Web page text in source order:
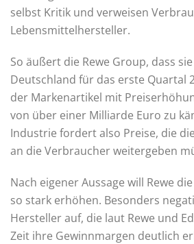
selbst Kritik und verweisen
Lebensmittelhersteller.
So äußert die Rewe Group, dass
Deutschland für das erste Quartal
der Markenartikel mit
von über einer Milliarde Euro zu
Industrie fordert also Preise, die
an die Verbraucher weitergeben
Nach eigener Aussage will Rewe
so stark erhöhen. Besonders
Hersteller auf, die laut Rewe und
Zeit ihre Gewinnmargen deutlich